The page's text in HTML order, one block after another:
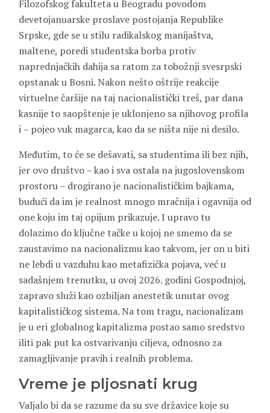
Filozofskog fakulteta u Beogradu povodom
devetojanuarske proslave postojanja Republike
Srpske, gde se u stilu radikalskog manijaštva,
maltene, poredi studentska borba protiv
naprednjačkih dahija sa ratom za tobožnji svesrpski
opstanak u Bosni. Nakon nešto oštrije reakcije
virtuelne čaršije na taj nacionalistički treš, par dana
kasnije to saopštenje je uklonjeno sa njihovog profila
i – pojeo vuk magarca, kao da se ništa nije ni desilo.
Međutim, to će se dešavati, sa studentima ili bez njih,
jer ovo društvo – kao i sva ostala na jugoslovenskom
prostoru – drogirano je nacionalističkim bajkama,
budući da im je realnost mnogo mračnija i ogavnija od
one koju im taj opijum prikazuje. I upravo tu
dolazimo do ključne tačke u kojoj ne smemo da se
zaustavimo na nacionalizmu kao takvom, jer on u biti
ne lebdi u vazduhu kao metafizička pojava, već u
sadašnjem trenutku, u ovoj 2026. godini Gospodnjoj,
zapravo služi kao ozbiljan anestetik unutar ovog
kapitalističkog sistema. Na tom tragu, nacionalizam
je u eri globalnog kapitalizma postao samo sredstvo
iliti pak put ka ostvarivanju ciljeva, odnosno za
zamagljivanje pravih i realnih problema.
Vreme je pljosnati krug
Valjalo bi da se razume da su sve državice koje su